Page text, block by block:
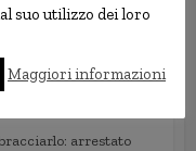
il fiume per
arrestato
suo utilizzo dei loro
Maggiori informazioni